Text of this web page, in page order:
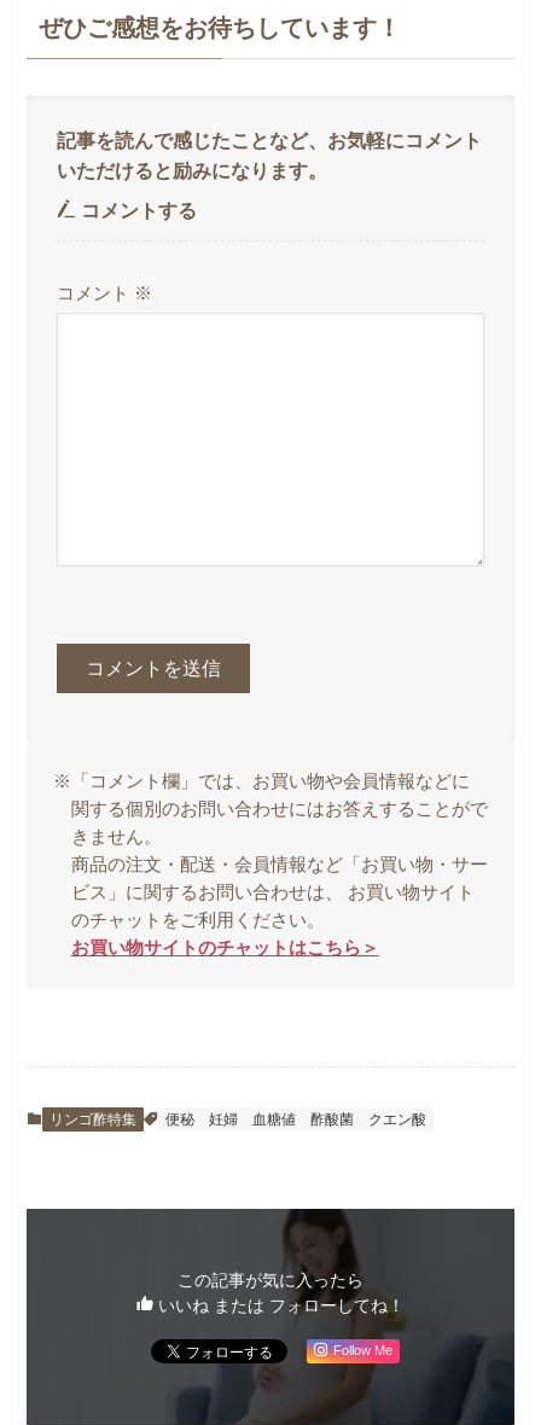
※「コメント欄」では、お買い物や会員情報などに
関する個別のお問い合わせにはお答えすることがで
きません。
商品の注文・配送・会員情報など「お買い物・サー
ビス」に関するお問い合わせは、 お買い物サイト
のチャットをご利用ください。
お買い物サイトのチャットはこちら＞
リンゴ酢特集 便秘 妊婦 血糖値 酢酸菌 クエン酸
この記事が気に入ったら
いいね または フォローしてね！
Follow Me
ぜひご感想をお待ちしています！
コメントする
コメント ※